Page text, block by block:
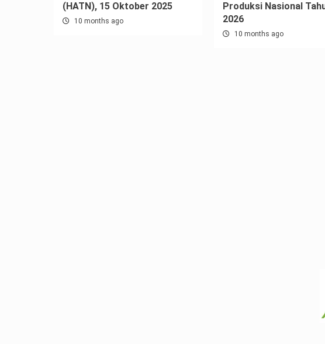
(HATN), 15 Oktober 2025
10 months ago
Produksi Nasional
2026
10 months ago